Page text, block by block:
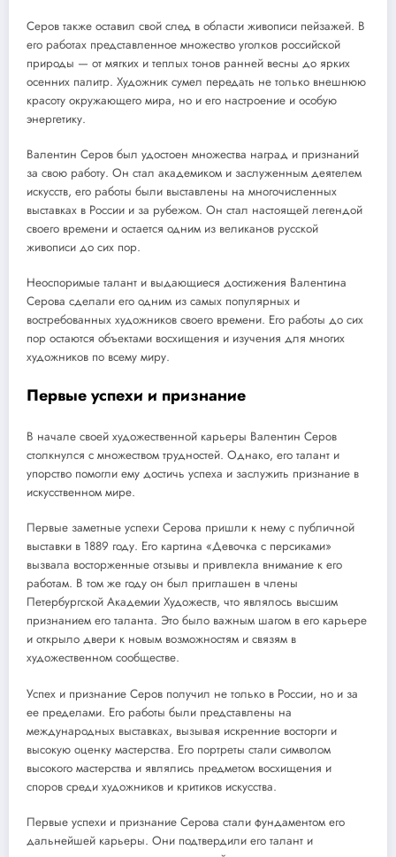
Серов также оставил свой след в области живописи пейзажей. В
его работах представленное множество уголков российской
природы — от мягких и теплых тонов ранней весны до ярких
осенних палитр. Художник сумел передать не только внешнюю
красоту окружающего мира, но и его настроение и особую
энергетику.
Валентин Серов был удостоен множества наград и признаний
за свою работу. Он стал академиком и заслуженным деятелем
искусств, его работы были выставлены на многочисленных
выставках в России и за рубежом. Он стал настоящей легендой
своего времени и остается одним из великанов русской
живописи до сих пор.
Неоспоримые талант и выдающиеся достижения Валентина
Серова сделали его одним из самых популярных и
востребованных художников своего времени. Его работы до сих
пор остаются объектами восхищения и изучения для многих
художников по всему миру.
Первые успехи и признание
В начале своей художественной карьеры Валентин Серов
столкнулся с множеством трудностей. Однако, его талант и
упорство помогли ему достичь успеха и заслужить признание в
искусственном мире.
Первые заметные успехи Серова пришли к нему с публичной
выставки в 1889 году. Его картина «Девочка с персиками»
вызвала восторженные отзывы и привлекла внимание к его
работам. В том же году он был приглашен в члены
Петербургской Академии Художеств, что являлось высшим
признанием его таланта. Это было важным шагом в его карьере
и открыло двери к новым возможностям и связям в
художественном сообществе.
Успех и признание Серов получил не только в России, но и за
ее пределами. Его работы были представлены на
международных выставках, вызывая искренние восторги и
высокую оценку мастерства. Его портреты стали символом
высокого мастерства и являлись предметом восхищения и
споров среди художников и критиков искусства.
Первые успехи и признание Серова стали фундаментом его
дальнейшей карьеры. Они подтвердили его талант и